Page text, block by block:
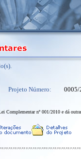
Projeto Número:
0005/
Complementar nº 001/2010 e dá